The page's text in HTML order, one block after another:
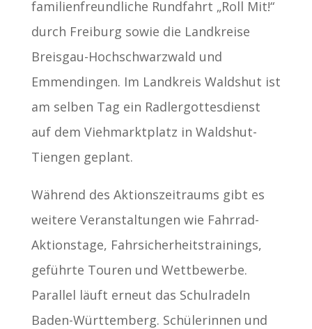
familienfreundliche Rundfahrt „Roll Mit!“
durch Freiburg sowie die Landkreise
Breisgau-Hochschwarzwald und
Emmendingen. Im Landkreis Waldshut ist
am selben Tag ein Radlergottesdienst
auf dem Viehmarktplatz in Waldshut-
Tiengen geplant.
Während des Aktionszeitraums gibt es
weitere Veranstaltungen wie Fahrrad-
Aktionstage, Fahrsicherheitstrainings,
geführte Touren und Wettbewerbe.
Parallel läuft erneut das Schulradeln
Baden-Württemberg. Schülerinnen und